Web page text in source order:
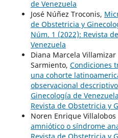
de Venezuela
José Núñez Troconis,
de Obstetricia y
Núm. 1 (2022): Revista
Venezuela
Diana Marcela
Sarmiento, Condiciones
una cohorte
observacional descriptivo
Ginecología de
Revista de Obstetricia y
Noren Enrique
amniótico o síndrome